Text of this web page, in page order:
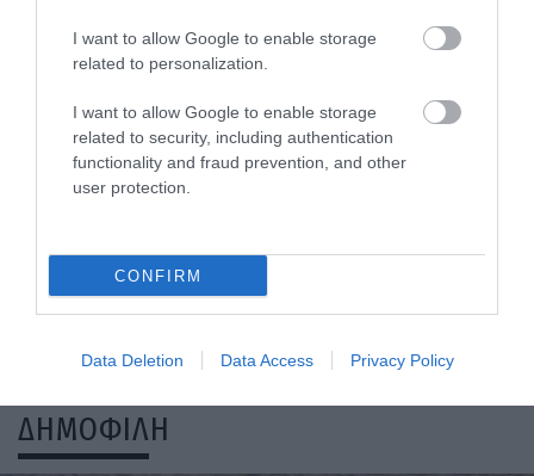
I want to allow Google to enable storage
related to personalization.
I want to allow Google to enable storage
related to security, including authentication
functionality and fraud prevention, and other
user protection.
CONFIRM
Data Deletion Data Access Privacy Policy
πληρωθεί 0,6 λεπτά και μια γενική αίματος
0,8 λεπτά!!! Με αυτά τι θα πρέπει να
πληρωθεί; To κόστος του μηχανήματος; o
γιατρός; τα υλικά; η ΔΕΗ; Το νοίκι; Τι;
medlabnews.gr
ΔΗΜΟΦΙΛΗ